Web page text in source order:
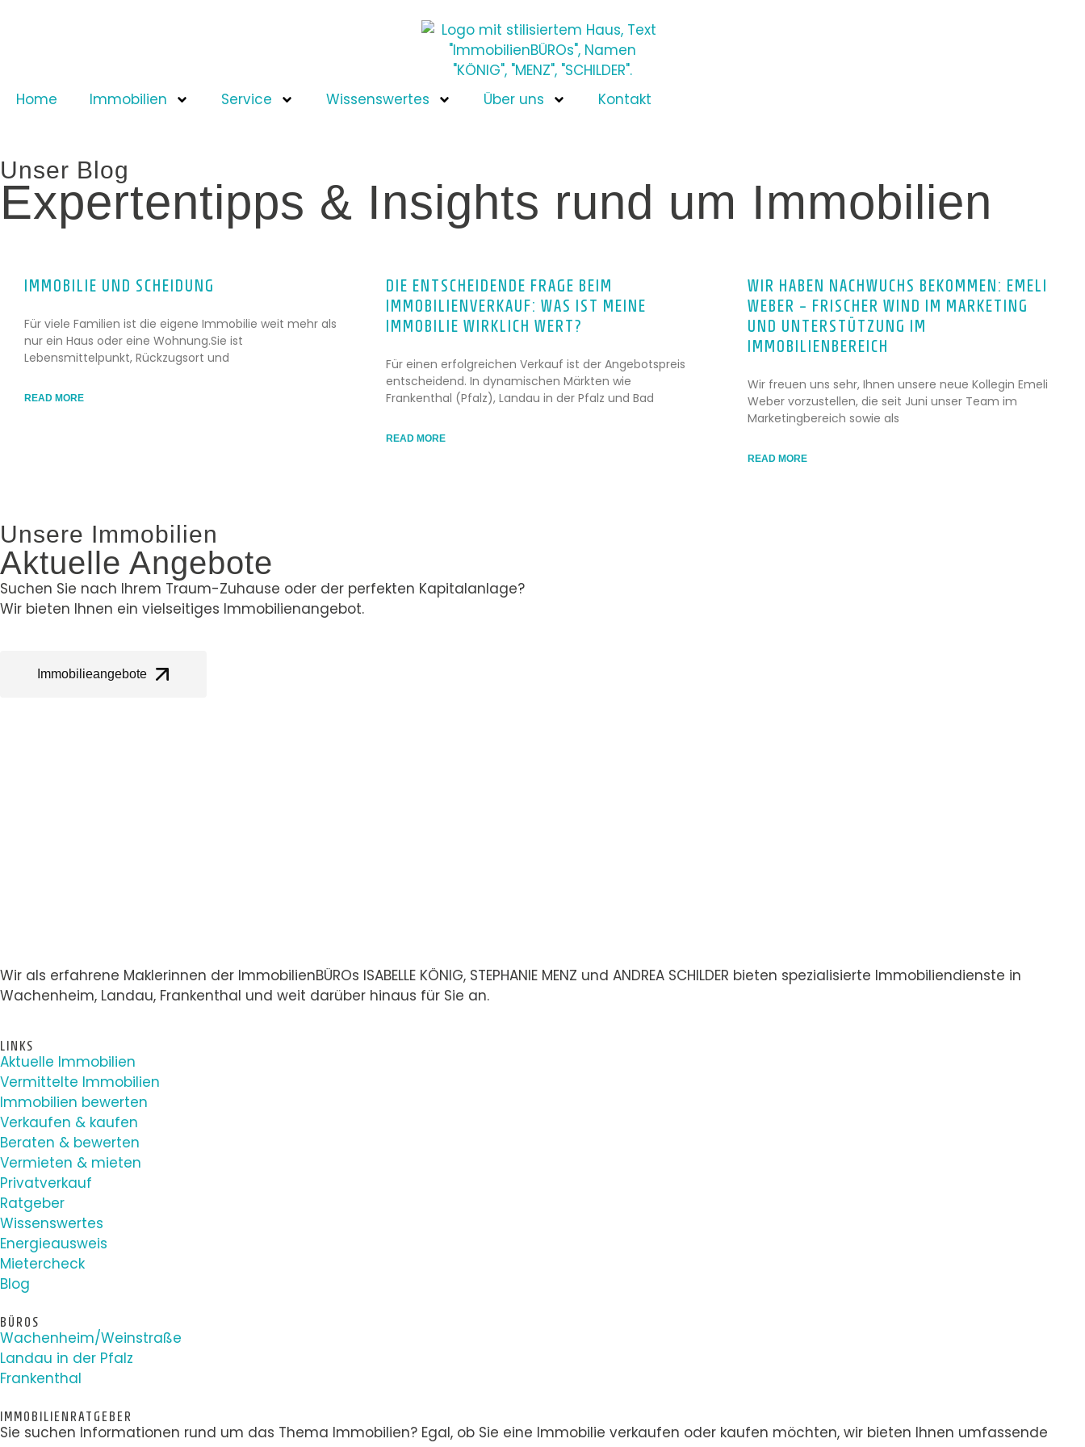
Home Immobilien Service Wissenswertes Über uns Kontakt
Unser Blog
Expertentipps & Insights rund um Immobilien
IMMOBILIE UND SCHEIDUNG
Für viele Familien ist die eigene Immobilie weit mehr als
nur ein Haus oder eine Wohnung.Sie ist
Lebensmittelpunkt, Rückzugsort und
READ MORE
DIE ENTSCHEIDENDE FRAGE BEIM
IMMOBILIENVERKAUF: WAS IST MEINE
IMMOBILIE WIRKLICH WERT?
Für einen erfolgreichen Verkauf ist der Angebotspreis
entscheidend. In dynamischen Märkten wie
Frankenthal (Pfalz), Landau in der Pfalz und Bad
READ MORE
WIR HABEN NACHWUCHS BEKOMMEN: EMELI
WEBER – FRISCHER WIND IM MARKETING
UND UNTERSTÜTZUNG IM
IMMOBILIENBEREICH
Wir freuen uns sehr, Ihnen unsere neue Kollegin Emeli
Weber vorzustellen, die seit Juni unser Team im
Marketingbereich sowie als
READ MORE
Unsere Immobilien
Aktuelle Angebote
Suchen Sie nach Ihrem Traum-Zuhause oder der perfekten Kapitalanlage?
Wir bieten Ihnen ein vielseitiges Immobilienangebot.
Immobilieangebote
Wir als erfahrene Maklerinnen der ImmobilienBÜROs ISABELLE KÖNIG, STEPHANIE MENZ und ANDREA SCHILDER bieten spezialisierte Immobiliendienste in
Wachenheim, Landau, Frankenthal und weit darüber hinaus für Sie an.
LINKS
Aktuelle Immobilien
Vermittelte Immobilien
Immobilien bewerten
Verkaufen & kaufen
Beraten & bewerten
Vermieten & mieten
Privatverkauf
Ratgeber
Wissenswertes
Energieausweis
Mietercheck
Blog
BÜROS
Wachenheim/Weinstraße
Landau in der Pfalz
Frankenthal
IMMOBILIENRATGEBER
Sie suchen Informationen rund um das Thema Immobilien? Egal, ob Sie eine Immobilie verkaufen oder kaufen möchten, wir bieten Ihnen umfassende